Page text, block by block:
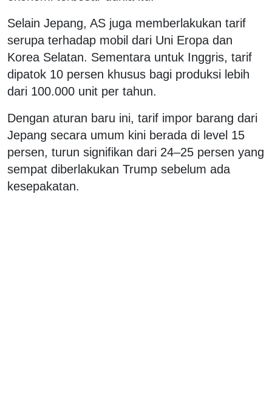
Selain Jepang, AS juga memberlakukan tarif
serupa terhadap mobil dari Uni Eropa dan
Korea Selatan. Sementara untuk Inggris, tarif
dipatok 10 persen khusus bagi produksi lebih
dari 100.000 unit per tahun.
Dengan aturan baru ini, tarif impor barang dari
Jepang secara umum kini berada di level 15
persen, turun signifikan dari 24–25 persen yang
sempat diberlakukan Trump sebelum ada
kesepakatan.